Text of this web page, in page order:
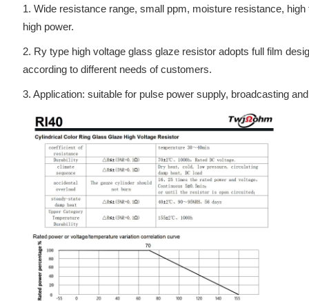
1. Wide resistance range, small ppm, moisture resistance,
high power.
2. Ry type high voltage glass glaze resistor adopts full film
according to different needs of customers.
3. Application: suitable for pulse power supply, broadcasting